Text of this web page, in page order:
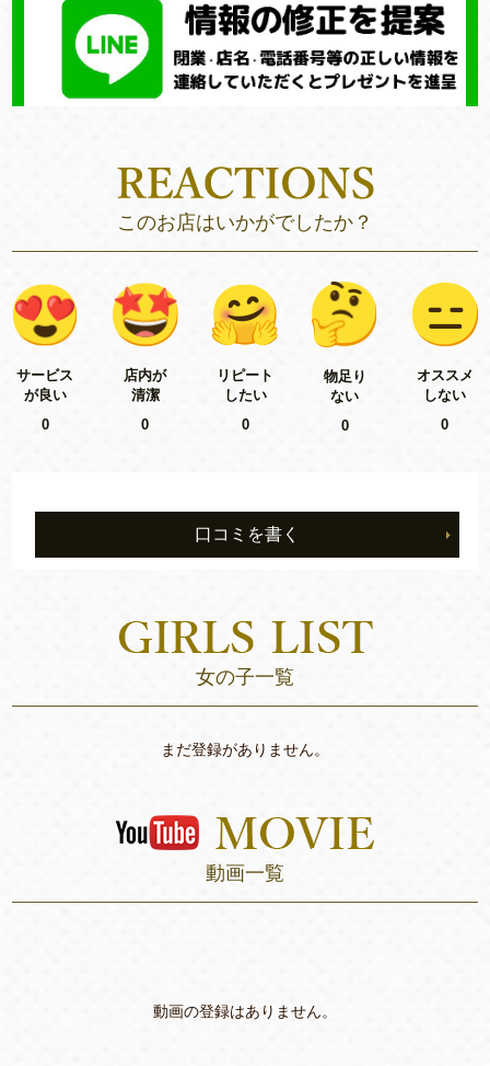
このお店はいかがでしたか？
サービス
が良い
0
店内が
清潔
0
リピート
したい
0
物足り
ない
0
オススメ
しない
0
口コミを書く
女の子一覧
まだ登録がありません。
動画一覧
動画の登録はありません。